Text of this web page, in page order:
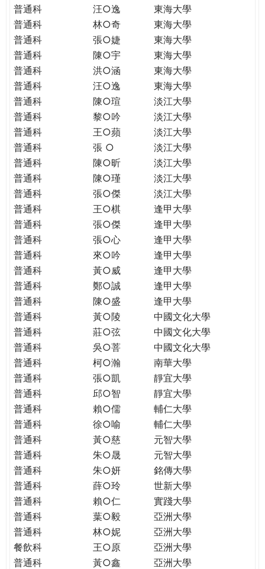
GLOBAL
CITIZENSHIP
普通科
汪○逸
東海大學
普通科
林○奇
東海大學
普通科
張○婕
東海大學
普通科
陳○宇
東海大學
普通科
洪○涵
東海大學
普通科
汪○逸
東海大學
普通科
陳○瑄
淡江大學
普通科
黎○吟
淡江大學
普通科
王○蘋
淡江大學
普通科
張 ○
淡江大學
普通科
陳○昕
淡江大學
普通科
陳○瑾
淡江大學
普通科
張○傑
淡江大學
普通科
王○棋
逢甲大學
普通科
張○傑
逢甲大學
普通科
張○心
逢甲大學
普通科
來○吟
逢甲大學
普通科
黃○威
逢甲大學
普通科
鄭○誠
逢甲大學
普通科
陳○盛
逢甲大學
普通科
黃○陵
中國文化大學
普通科
莊○弦
中國文化大學
普通科
吳○菩
中國文化大學
普通科
柯○瀚
南華大學
普通科
張○凱
靜宜大學
普通科
邱○智
靜宜大學
普通科
賴○儒
輔仁大學
普通科
徐○喻
輔仁大學
普通科
黃○慈
元智大學
普通科
朱○晟
元智大學
普通科
朱○妍
銘傳大學
普通科
薛○玲
世新大學
普通科
賴○仁
實踐大學
普通科
葉○毅
亞洲大學
普通科
林○妮
亞洲大學
餐飲科
王○原
亞洲大學
普通科
黃○鑫
亞洲大學